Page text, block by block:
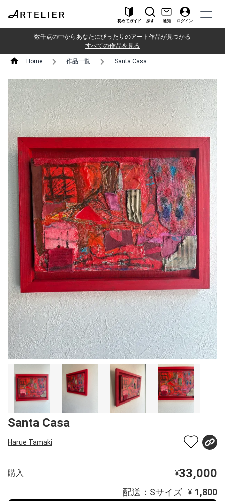
初めてガイド 探す 通知 ログイン
数千点の中からあなたにぴったりのアート作品が見つかる
すべての作品を見る
Home 作品一覧 Santa Casa
Santa Casa
Harue Tamaki
購入 ¥33,000
配送：Sサイズ ¥ 1,800